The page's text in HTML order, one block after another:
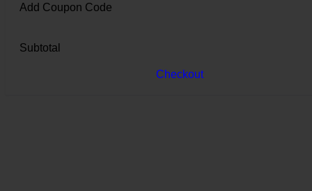
Add Coupon Code
Subtotal
Checkout